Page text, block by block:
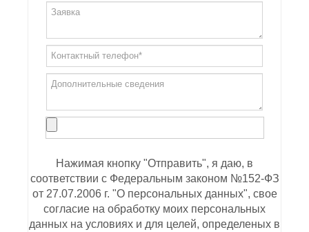
Нажимая кнопку "Отправить", я даю, в
соответствии с Федеральным законом №152-ФЗ
от 27.07.2006 г. "О персональных данных", свое
согласие на обработку моих персональных
данных на условиях и для целей, определеных в